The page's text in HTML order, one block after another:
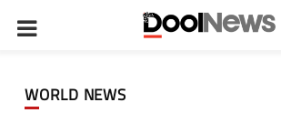
WORLD NEWS